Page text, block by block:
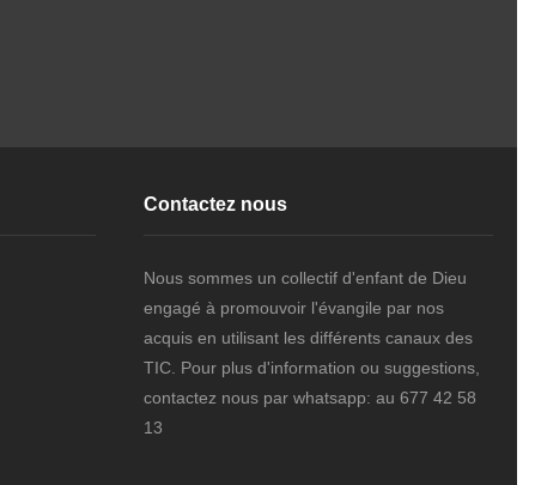
Contactez nous
Nous sommes un collectif d'enfant de Dieu
engagé à promouvoir l'évangile par nos
acquis en utilisant les différents canaux des
TIC. Pour plus d'information ou suggestions,
contactez nous par whatsapp: au 677 42 58
13